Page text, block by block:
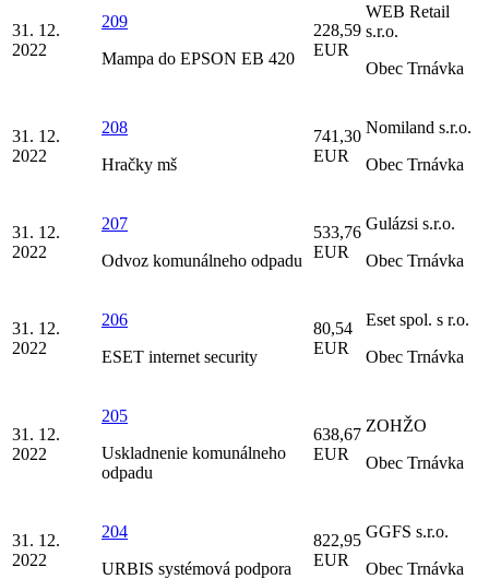
31. 12.
2022
209
Mampa do EPSON EB 420
228,59
EUR
WEB Retail
s.r.o.
Obec Trnávka
31. 12.
2022
208
Hračky mš
741,30
EUR
Nomiland s.r.o.
Obec Trnávka
31. 12.
2022
207
Odvoz komunálneho odpadu
533,76
EUR
Gulázsi s.r.o.
Obec Trnávka
31. 12.
2022
206
ESET internet security
80,54
EUR
Eset spol. s r.o.
Obec Trnávka
31. 12.
2022
205
Uskladnenie komunálneho
odpadu
638,67
EUR
ZOHŽO
Obec Trnávka
31. 12.
2022
204
URBIS systémová podpora
822,95
EUR
GGFS s.r.o.
Obec Trnávka